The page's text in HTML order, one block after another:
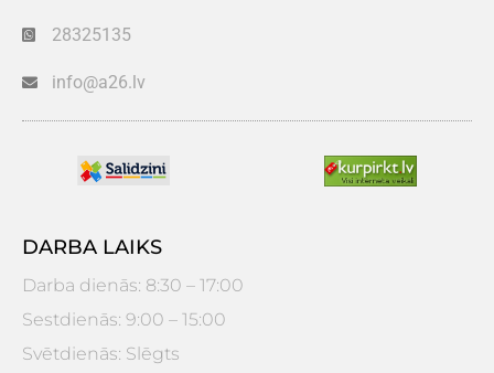
28325135
info@a26.lv
DARBA LAIKS
Darba dienās: 8:30 – 17:00
Sestdienās: 9:00 – 15:00
Svētdienās: Slēgts